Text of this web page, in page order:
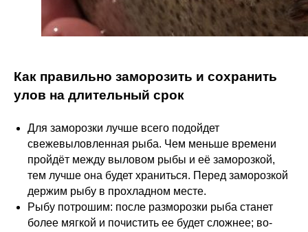
Как правильно заморозить и сохранить
улов на длительный срок
Для заморозки лучше всего подойдет
свежевыловленная рыба. Чем меньше времени
пройдёт между выловом рыбы и её заморозкой,
тем лучше она будет храниться. Перед заморозкой
держим рыбу в прохладном месте.
Рыбу потрошим: после разморозки рыба станет
более мягкой и почистить ее будет сложнее; во-